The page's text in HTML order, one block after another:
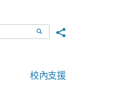
SearchShare to
校內支援